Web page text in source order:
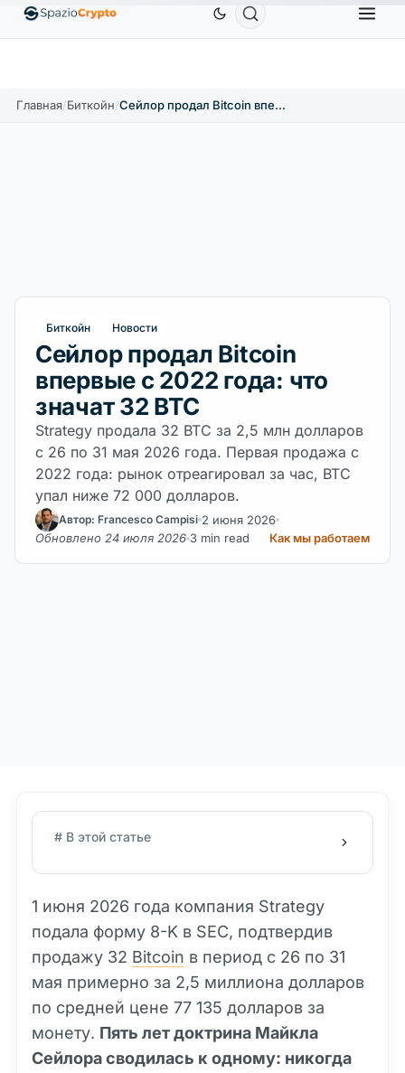
EthereumETH1 880,58 $ TetherUSDT 0,9991 $ BNBBNB
Главная/Биткойн/ Сейлор продал Bitcoin впервые с 2022 года: что значат 32 BTC
Биткойн Новости
Сейлор продал Bitcoin
впервые с 2022 года: что
значат 32 BTC
Strategy продала 32 BTC за 2,5 млн долларов
с 26 по 31 мая 2026 года. Первая продажа с
2022 года: рынок отреагировал за час, BTC
упал ниже 72 000 долларов.
Автор: Francesco Campisi 2 июня 2026
Обновлено 24 июля 2026 3 min read Как мы работаем
# В этой статье
1 июня 2026 года компания Strategy
подала форму 8-K в SEC, подтвердив
продажу 32 Bitcoin в период с 26 по 31
мая примерно за 2,5 миллиона долларов
по средней цене 77 135 долларов за
монету. Пять лет доктрина Майкла
Сейлора сводилась к одному: никогда